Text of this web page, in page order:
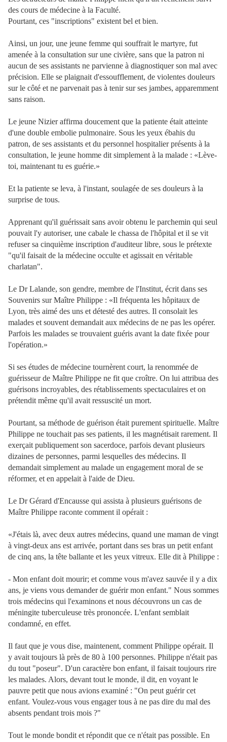
des cours de médecine à la Faculté.
Pourtant, ces "inscriptions" existent bel et bien.
Ainsi, un jour, une jeune femme qui souffrait le martyre, fut
amenée à la consultation sur une civière, sans que la patron ni
aucun de ses assistants ne parvienne à diagnostiquer son mal avec
précision. Elle se plaignait d'essoufflement, de violentes douleurs
sur le côté et ne parvenait pas à tenir sur ses jambes, apparemment
sans raison.
Le jeune Nizier affirma doucement que la patiente était atteinte
d'une double embolie pulmonaire. Sous les yeux ébahis du
patron, de ses assistants et du personnel hospitalier présents à la
consultation, le jeune homme dit simplement à la malade : «Lève-
toi, maintenant tu es guérie.»
Et la patiente se leva, à l'instant, soulagée de ses douleurs à la
surprise de tous.
Apprenant qu'il guérissait sans avoir obtenu le parchemin qui seul
pouvait l'y autoriser, une cabale le chassa de l'hôpital et il se vit
refuser sa cinquième inscription d'auditeur libre, sous le prétexte
"qu'il faisait de la médecine occulte et agissait en véritable
charlatan".
Le Dr Lalande, son gendre, membre de l'Institut, écrit dans ses
Souvenirs sur Maître Philippe : «Il fréquenta les hôpitaux de
Lyon, très aimé des uns et détesté des autres. Il consolait les
malades et souvent demandait aux médecins de ne pas les opérer.
Parfois les malades se trouvaient guéris avant la date fixée pour
l'opération.»
Si ses études de médecine tournèrent court, la renommée de
guérisseur de Maître Philippe ne fit que croître. On lui attribua des
guérisons incroyables, des rétablissements spectaculaires et on
prétendit même qu'il avait ressuscité un mort.
Pourtant, sa méthode de guérison était purement spirituelle. Maître
Philippe ne touchait pas ses patients, il les magnétisait rarement. Il
exerçait publiquement son sacerdoce, parfois devant plusieurs
dizaines de personnes, parmi lesquelles des médecins. Il
demandait simplement au malade un engagement moral de se
réformer, et en appelait à l'aide de Dieu.
Le Dr Gérard d'Encausse qui assista à plusieurs guérisons de
Maître Philippe raconte comment il opérait :
«J'étais là, avec deux autres médecins, quand une maman de vingt
à vingt-deux ans est arrivée, portant dans ses bras un petit enfant
de cinq ans, la tête ballante et les yeux vitreux. Elle dit à Philippe :
- Mon enfant doit mourir; et comme vous m'avez sauvée il y a dix
ans, je viens vous demander de guérir mon enfant." Nous sommes
trois médecins qui l'examinons et nous découvrons un cas de
méningite tuberculeuse très prononcée. L'enfant semblait
condamné, en effet.
Il faut que je vous dise, maintenent, comment Philippe opérait. Il
y avait toujours là près de 80 à 100 personnes. Philippe n'était pas
du tout "poseur". D'un caractère bon enfant, il faisait toujours rire
les malades. Alors, devant tout le monde, il dit, en voyant le
pauvre petit que nous avions examiné : "On peut guérir cet
enfant. Voulez-vous vous engager tous à ne pas dire du mal des
absents pendant trois mois ?"
Tout le monde bondit et répondit que ce n'était pas possible. En